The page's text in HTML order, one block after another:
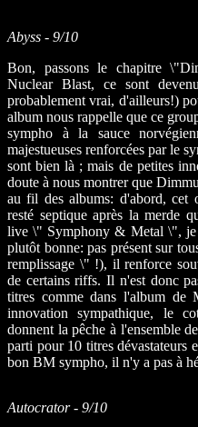
Abyss - 9/10
Bon, passons le chapitre
Nuclear Blast, ce sont
probablement vrai, d'ailleurs!)
album nous rappelle que ce
sympho à la sauce
majestueuses renforcées par le
sont bien là ; mais de petites
doute à nous montrer que
au fil des albums: d'abord, cet
resté septique après la merde
live \" Symphony & Metal \", je
plutôt bonne: pas présent sur
remplissage \" !), il renforce
de certains riffs. Il n'est donc
titres comme dans l'album de
innovation sympathique, le
donnent la pêche à l'ensemble
parti pour 10 titres dévastateurs
bon BM sympho, il n'y a pas à
Autocrator - 9/10